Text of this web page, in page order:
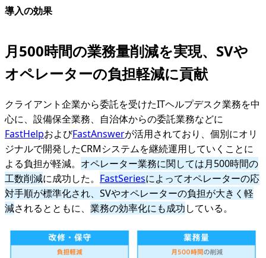
導⼊の効果
月500時間の業務量削減を実現、SVや
オペレーターの負担軽減に貢献
クライアント企業から委託を受けたITヘルプデスク業務を中
心に、設備保全業務、自治体からの委託業務などに
FastHelpおよびFastAnswerが活用されており、個別にオリ
ジナルで開発したCRMシステムを継続運用していくことに
よる負担が軽減。 オペレーター業務に関しては月500時間の
工数削減に成功した。 FastSeriesによってオペレーターの応
対手順が標準化され、SVやオペレーターの負担が大きく軽
減されるとともに、 業務の効率化にも成功している。